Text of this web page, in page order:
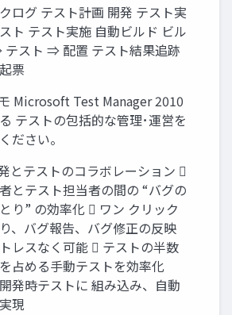
ログ テスト計画 開発 テスト実
ト テスト実施 自動ビルド ビル
テスト ⇒ 配置 テスト結果追跡
票
Microsoft Test Manager 2010
テストの包括的な管理･運営を
ださい。
とテストのコラボレーション 
とテスト担当者の間の “バグの
り” の効率化  ワン クリック
、バグ報告、バグ修正の反映
レスなく可能  テストの半数
占める手動テストを効率化
発時テストに 組み込み、自動
現